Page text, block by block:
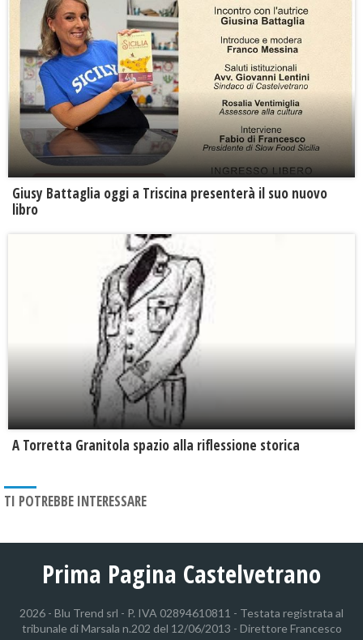
Giusy Battaglia oggi a Triscina presenterà il suo nuovo
libro
​A Torretta Granitola spazio alla riflessione storica
TI POTREBBE INTERESSARE
Prima Pagina Castelvetrano
2026 - Blu Trend srl - P. IVA 02894610811 - Testata registrata al
tribunale di Marsala n.202 del 12/06/2013 - Direttore Francesco